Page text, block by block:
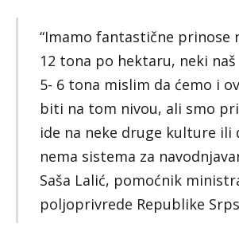
“Imamo fantastične prinose
12 tona po hektaru, neki
5- 6 tona mislim da ćemo i
biti na tom nivou, ali smo
ide na neke druge kulture ili
nema sistema za
Saša Lalić, pomoćnik
poljoprivrede Republike